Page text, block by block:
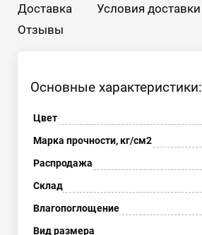
Доставка
Условия доставки
Отзывы
Основные характеристики:
Цвет
Марка прочности, кг/см2
Распродажа
Склад
Влагопоглощение
Вид размера